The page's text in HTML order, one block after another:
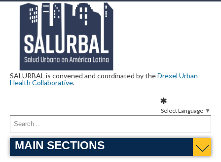
SALURBAL is convened and coordinated by theDrexel Urban
Health Collaborative.
MAIN SECTIONS
Select Language ▼